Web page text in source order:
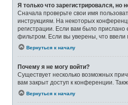
Я только что зарегистрировался, но
Сначала проверьте свои имя
инструкциям. На некоторых
регистрации. Если вам было
фильтром. Если вы уверены, что ввели
Вернуться к началу
Почему я не могу войти?
Существует несколько возможных
вам закрыт доступ к конференции.
Вернуться к началу